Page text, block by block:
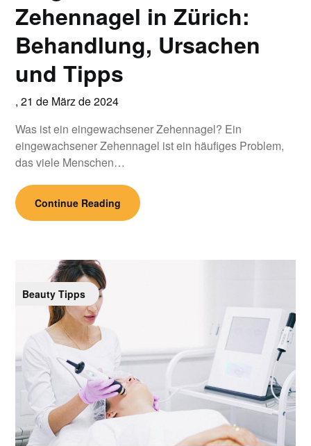
Zehennagel in Zürich:
Behandlung, Ursachen
und Tipps
,21 de März de 2024
Was ist ein eingewachsener Zehennagel? Ein
eingewachsener Zehennagel ist ein häufiges Problem,
das viele Menschen…
Continue Reading
Beauty Tipps